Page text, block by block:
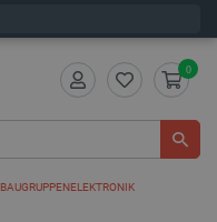
0
BAUGRUPPENELEKTRONIK